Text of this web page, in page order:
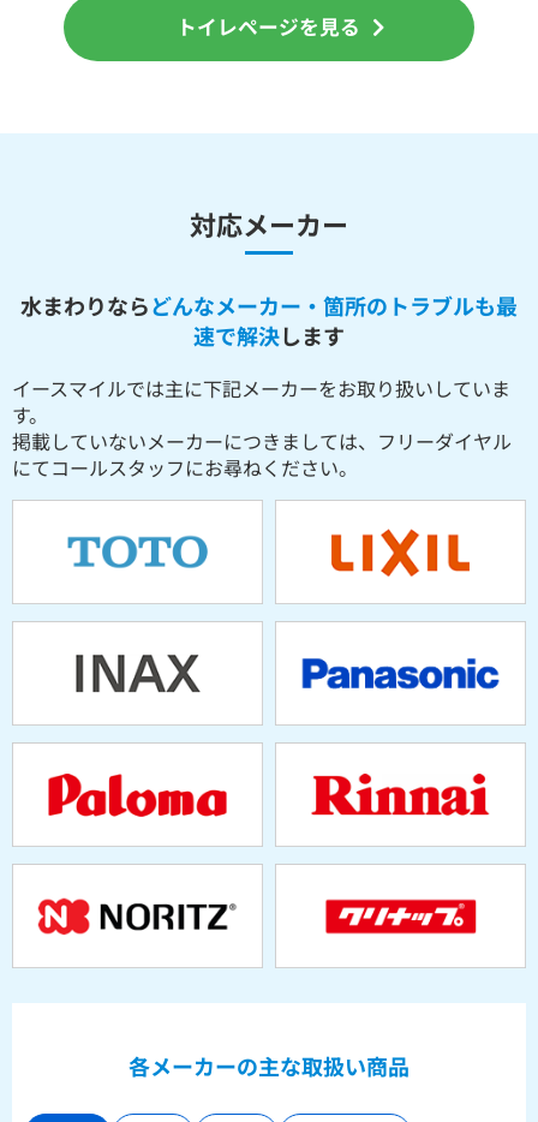
トイレページを見る
対応メーカー
水まわりならどんなメーカー・箇所のトラブルも最
速で解決します
イースマイルでは主に下記メーカーをお取り扱いしていま
す。
掲載していないメーカーにつきましては、フリーダイヤル
にてコールスタッフにお尋ねください。
各メーカーの主な取扱い商品